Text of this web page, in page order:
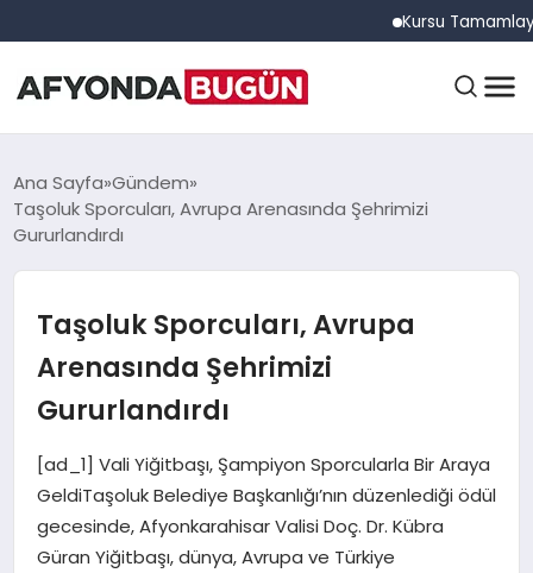
Kursu Tamamlayan
ANASAYFA
GÜNDEM
EĞITIM
EKONOMI
Ana Sayfa Gündem
Taşoluk Sporcuları, Avrupa Arenasında Şehrimizi
Gururlandırdı
Taşoluk Sporcuları, Avrupa
Arenasında Şehrimizi
Gururlandırdı
[ad_1] Vali Yiğitbaşı, Şampiyon Sporcularla Bir Araya
GeldiTaşoluk Belediye Başkanlığı’nın düzenlediği ödül
gecesinde, Afyonkarahisar Valisi Doç. Dr. Kübra
Güran Yiğitbaşı, dünya, Avrupa ve Türkiye